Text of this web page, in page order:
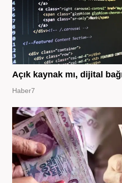
Açık kaynak mı, dijital
Haber7